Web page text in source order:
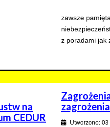
zawsze
z poradami jak
na
CEDUR
Utworzono: